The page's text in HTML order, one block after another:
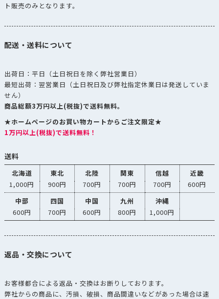
ト販売のみとなります。
配送・送料について
出荷日：平日（土日祝日を除く弊社営業日）
最短出荷：翌営業日（土日祝日及び弊社指定休業日は発送していま
せん）
商品総額3万円以上(税抜)で送料無料。
★ホームページのお買い物カートからご注文限定★
1万円以上(税抜)で送料無料！
送料
北海道 東北 北陸 関東 信越
近畿
1,000円
900円 700円 700円 700円
600円
中部
四国 中国 九州
沖縄
600円
700円 600円 800円 1,000円
返品・交換について
お客様都合による返品・交換はお断りしております。
弊社からの商品に、汚損、破損、商品間違いなどがあった場合は速